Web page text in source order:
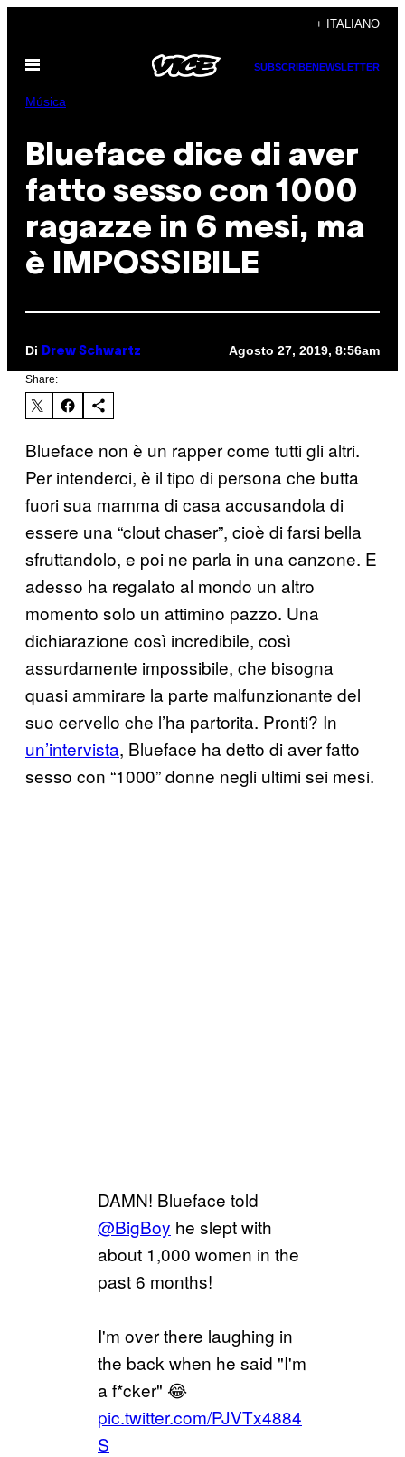
contenuto
+ ITALIANO
Apri
SUBSCRIBENEWSLETTER
Música
Blueface dice di aver
fatto sesso con 1000
ragazze in 6 mesi, ma
è IMPOSSIBILE
Di Drew Schwartz Agosto 27, 2019, 8:56am
Share:
Blueface non è un rapper come tutti gli altri.
Per intenderci, è il tipo di persona che butta
fuori sua mamma di casa accusandola di
essere una “clout chaser”, cioè di farsi bella
sfruttandolo, e poi ne parla in una canzone. E
adesso ha regalato al mondo un altro
momento solo un attimino pazzo. Una
dichiarazione così incredibile, così
assurdamente impossibile, che bisogna
quasi ammirare la parte malfunzionante del
suo cervello che l’ha partorita. Pronti? In
un’intervista, Blueface ha detto di aver fatto
sesso con “1000” donne negli ultimi sei mesi.
DAMN! Blueface told
@BigBoy he slept with
about 1,000 women in the
past 6 months!
I'm over there laughing in
the back when he said "I'm
a f*cker" 😂
pic.twitter.com/PJVTx4884
S